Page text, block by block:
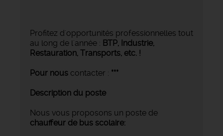
Profitez d'opportunités professionnelles tout
au long de l'année : BTP, Industrie,
Restauration, Transports, etc. !
Pour nous contacter : ***
Description du poste
Nous vous proposons un poste de
chauffeur de bus scolaire: